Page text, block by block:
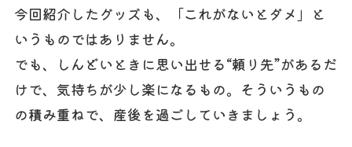
今回紹介したグッズも、「これがないとダメ」と
いうものではありません。
でも、しんどいときに思い出せる“頼り先”があるだ
けで、気持ちが少し楽になるもの。そういうもの
の積み重ねで、産後を過ごしていきましょう。